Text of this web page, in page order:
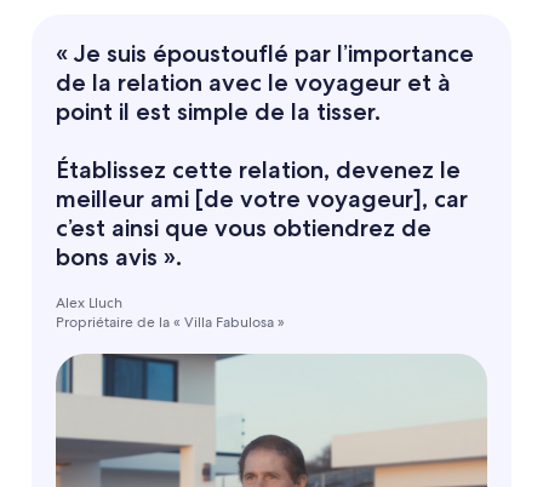
« Je suis époustouflé par l’importance
de la relation avec le voyageur et à
point il est simple de la tisser.
Établissez cette relation, devenez le
meilleur ami [de votre voyageur], car
c’est ainsi que vous obtiendrez de
bons avis ».
Alex Lluch
Propriétaire de la « Villa Fabulosa »